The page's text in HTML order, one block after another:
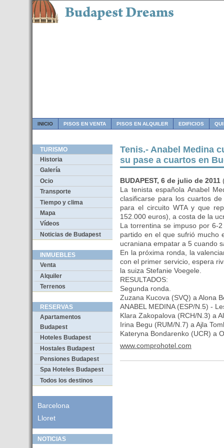
INICIO PISOS EN VENTA PISOS EN ALQUILER EDIFICIOS
TURISMO
Historia
Galería
Ocio
Transporte
Tiempo y clima
Mapa
Vídeos
Noticias de Budapest
INMUEBLES
Venta
Alquiler
Terrenos
RESERVAS
Apartamentos
Budapest
Hoteles Budapest
Hostales Budapest
Pensiones Budapest
Spa Hoteles Budapest
Todos los destinos
Barcelona
Lloret
NOTICIAS
Tenis.- Anabel Medina
su pase a cuartos en
BUDAPEST, 6 de julio de 2011
La tenista española Anabel
clasificarse para los cuartos
para el circuito WTA y que
152.000 euros), a costa de la
La torrentina se impuso por 6-
partido en el que sufrió mucho
ucraniana empatar a 5 cuando
En la próxima ronda, la
con el primer servicio, espera
la suiza Stefanie Voegele.
RESULTADOS:
Segunda ronda.
Zuzana Kucova (SVQ) a Alona
ANABEL MEDINA (ESP/N.5) -
Klara Zakopalova (RCH/N.3) a
Irina Begu (RUM/N.7) a Ajla
Kateryna Bondarenko (UCR) a
www.comprohotel.com